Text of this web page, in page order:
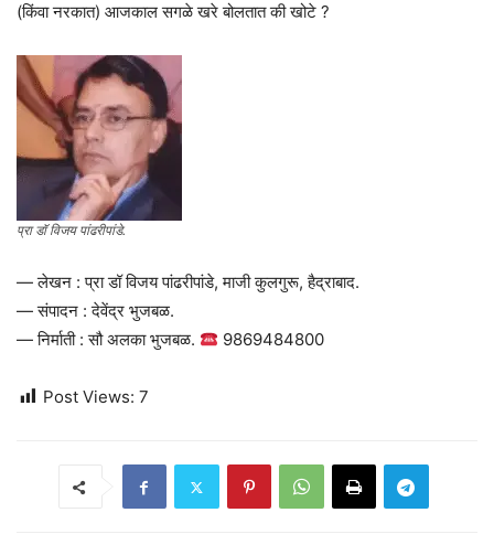
(किंवा नरकात) आजकाल सगळे खरे बोलतात की खोटे ?
प्रा डॉ विजय पांढरीपांडे.
— लेखन : प्रा डॉ विजय पांढरीपांडे, माजी कुलगुरू, हैद्राबाद.
— संपादन : देवेंद्र भुजबळ.
— निर्माती : सौ अलका भुजबळ.
9869484800
Post Views: 7